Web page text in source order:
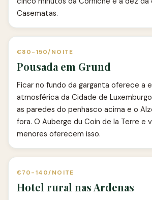
Casematas.
€80-150/NOITE
Pousada em Grund
Ficar no fundo da garganta oferece a
atmosférica da Cidade de
as paredes do penhasco acima e o
fora. O Auberge du Coin de la Terre e
menores oferecem isso.
€70-140/NOITE
Hotel rural nas Ardenas